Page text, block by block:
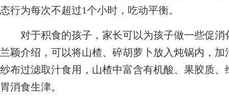
态行为每次不超过1个小时，吃动平衡。
对于积食的孩子，家长可以为孩子做一些促消
兰颖介绍，可以将山楂、碎胡萝卜放入炖锅内，
纱布过滤取汁食用，山楂中富含有机酸、果胶质
胃消食生津。